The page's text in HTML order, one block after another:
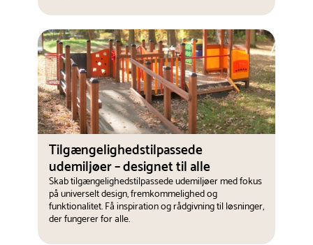
Tilgængelighedstilpassede
udemiljøer – designet til alle
Skab tilgængelighedstilpassede udemiljøer med fokus
på universelt design, fremkommelighed og
funktionalitet. Få inspiration og rådgivning til løsninger,
der fungerer for alle.